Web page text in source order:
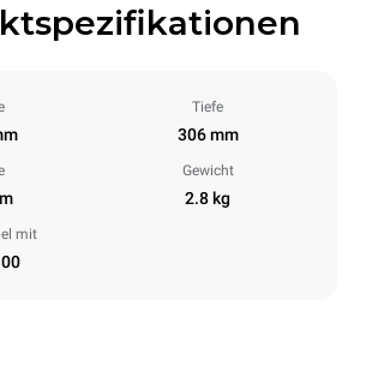
Tiefe
306 mm
Gewicht
2.8 kg
mit